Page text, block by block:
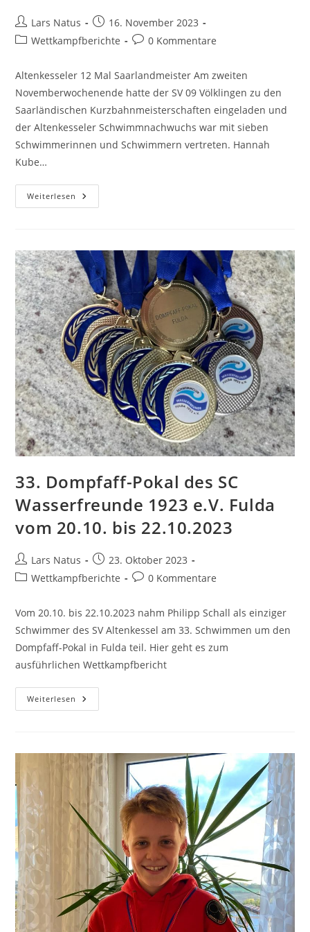
Beitrags-
Autor:
Lars Natus
Beitrag
veröffentlicht:
16. November 2023
Beitrags-
Wettkampfberichte
Beitrags-
0 Kommentare
Altenkesseler 12 Mal Saarlandmeister Am zweiten
Novemberwochenende hatte der SV 09 Völklingen zu den
Saarländischen Kurzbahnmeisterschaften eingeladen und
der Altenkesseler Schwimmnachwuchs war mit sieben
Schwimmerinnen und Schwimmern vertreten. Hannah
Kube…
Weiterlesen Saarländische
Kurzbahnmeisterschaften
Und
12.11.2023
33. Dompfaff-Pokal des SC
Wasserfreunde 1923 e.V. Fulda
vom 20.10. bis 22.10.2023
Beitrags-
Autor:
Lars Natus
Beitrag
veröffentlicht:
23. Oktober 2023
Beitrags-
Wettkampfberichte
Beitrags-
0 Kommentare
Vom 20.10. bis 22.10.2023 nahm Philipp Schall als einziger
Schwimmer des SV Altenkessel am 33. Schwimmen um den
Dompfaff-Pokal in Fulda teil. Hier geht es zum
ausführlichen Wettkampfbericht
Weiterlesen 33.
Dompfaff-
1923
E.V.
Fulda
Vom
20.10.
Bis
22.10.2023